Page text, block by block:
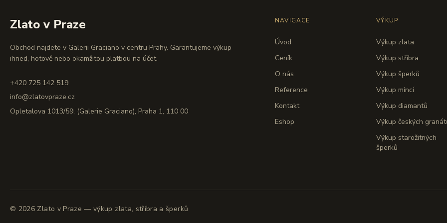
Zlato v Praze
Obchod najdete v Galerii Graciano v centru Prahy. Garantujeme výkup
ihned, hotově nebo okamžitou platbou na účet.
+420 725 142 519
info@zlatovpraze.cz
Opletalova 1013/59, (Galerie Graciano), Praha 1, 110 00
NAVIGACE
Úvod
Ceník
O nás
Reference
Kontakt
Eshop
VÝKUP
Výkup zlata
Výkup stříbra
Výkup šperků
Výkup mincí
Výkup diamantů
Výkup českých
Výkup starožitných
šperků
© 2026 Zlato v Praze — výkup zlata, stříbra a šperků